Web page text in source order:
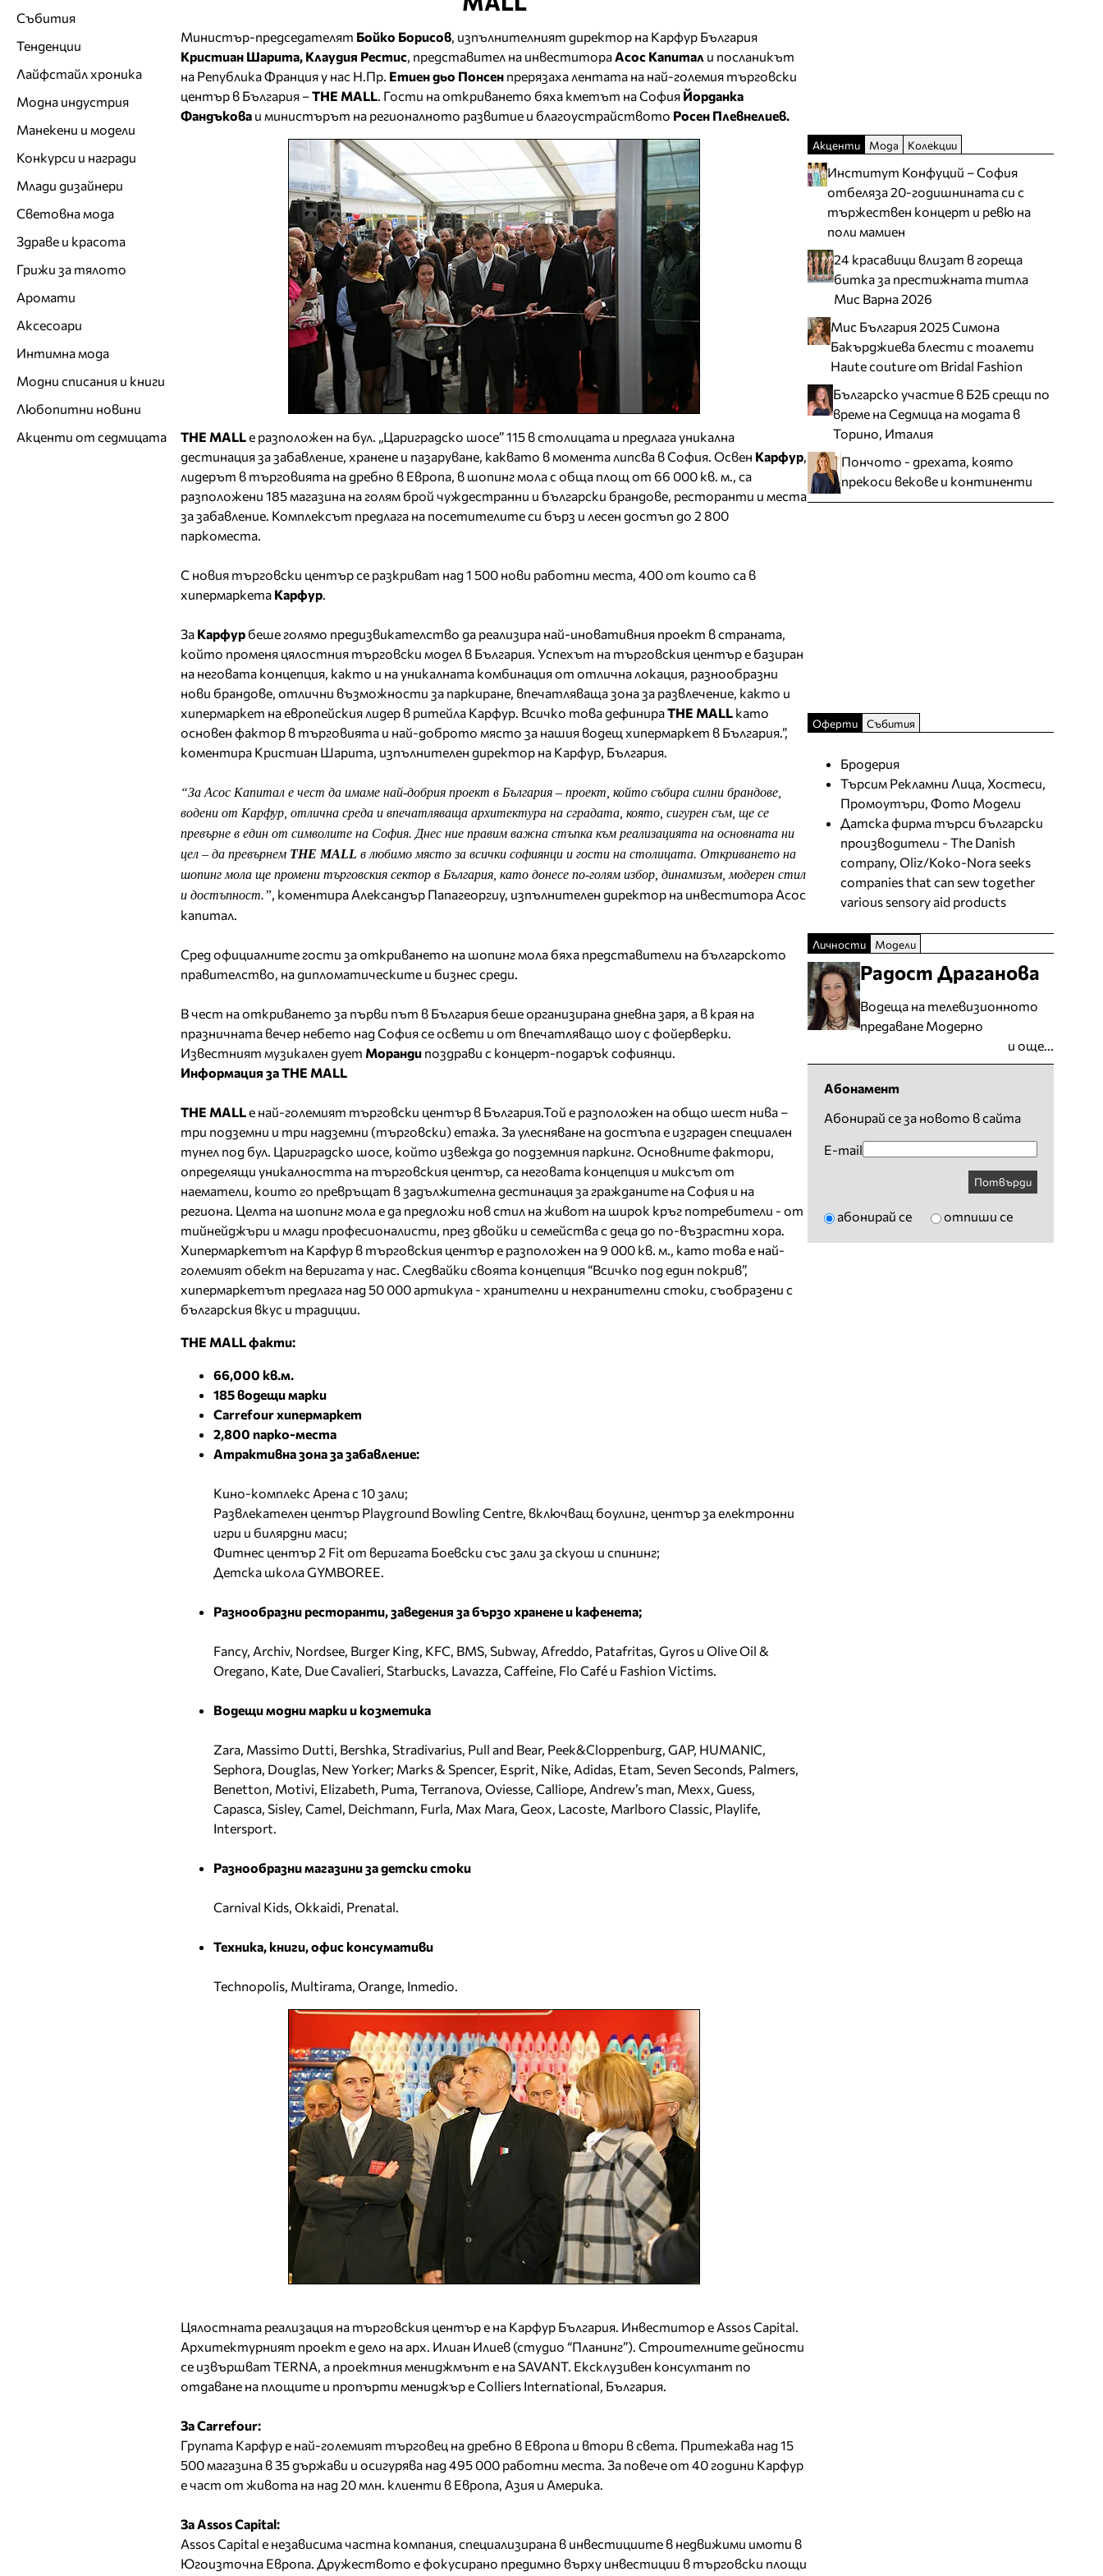
Министър-председателят Бойко Борисов , изпълнителният директор на Карфур България
Кристиан Шарита, Клаудия Рестис , представител на инвеститора Асос Капитал и посланикът
на Република Франция у нас Н.Пр. Етиен дьо Понсен прерязаха лентата на най-големия търговски
център в България –THE MALL . Гости на откриването бяха кметът на София Йорданка
Фандъкова и министърът на регионалното развитие и благоустрайството Росен Плевнелиев.
THE MALLе разположен на бул. „Цариградско шосе” 115 в столицата и предлага уникална
дестинация за забавление, хранене и пазаруване, каквато в момента липсва в София. Освен Карфур
лидерът в търговията на дребно в Европа, в шопинг мола с обща площ от 66 000 кв. м., са
разположени 185 магазина на голям брой чуждестранни и български брандове, ресторанти и места
за забавление. Комплексът предлага на посетителите си бърз и лесен достъп до 2 800
паркоместа.
С новия търговски център се разкриват над 1 500 нови работни места, 400 от които са в
хипермаркета Карфур
За Карфур беше голямо предизвикателство да реализира най-иновативния проект в страната,
който променя цялостния търговски модел в България. Успехът на търговския център е базиран
на неговата концепция, както и на уникалната комбинация от отлична локация, разнообразни
нови брандове, отлични възможности за паркиране, впечатляваща зона за развлечение, както и
хипермаркет на европейския лидер в ритейла Карфур. Всичко това дефинираTHE MALL като
основен фактор в търговията и най-доброто място за нашия водещ хипермаркет в България.”,
коментира Кристиан Шарита, изпълнителен директор на Карфур, България.
“За Асос Капитал е чест да имаме най-добрия проект в България – проект, който събира силни брандове,
водени от Карфур, отлична среда и впечатляваща архитектура на сградата, която, сигурен съм, ще се
превърне в един от символите на София. Днес ние правим важна стъпка към реализацията на основната ни
цел – да превърнем THE MALL в любимо място за всички софиянци и гости на столицата. Откриването на
шопинг мола ще промени търговския сектор в България, като донесе по-голям избор, динамизъм, модерен стил
и достъпност.” , коментира Александър Папагеоргиу, изпълнителен директор на инвеститора Асос
капитал.
Сред официалните гости за откриването на шопинг мола бяха представители на българското
правителство, на дипломатическите и бизнес среди.
В чест на откриването за първи път в България беше организирана дневна заря, а в края на
празничната вечер небето над София се освети и от впечатляващо шоу с фойерверки.
Известният музикален дует Моранди поздрави с концерт-подарък софиянци.
Информация за THE MALL
THE MALLе най-големият търговски център в България.Той е разположен на общо шест нива –
три подземни и три надземни (търговски) етажа. За улесняване на достъпа е изграден специален
тунел под бул. Цариградско шосе, който извежда до подземния паркинг. Основните фактори,
определящи уникалността на търговския център, са неговата концепция и миксът от
наематели, които го превръщат в задължителна дестинация за гражданите на София и на
региона. Целта на шопинг мола е да предложи нов стил на живот на широк кръг потребители - от
тийнейджъри и млади професионалисти, през двойки и семейства с деца до по-възрастни хора.
Хипермаркетът на Карфур в търговския център е разположен на 9 000 кв. м., като това е най-
големият обект на веригата у нас. Следвайки своята концепция “Всичко под един покрив”,
хипермаркетът предлага над 50 000 артикула - хранителни и нехранителни стоки, съобразени с
българския вкус и традиции.
THE MALL факти:
66,000 кв.м.
185 водещи марки
Carrefour хипермаркет
2,800 парко-места
Атрактивна зона за забавление:
Кино-комплекс Арена с 10 зали;
Развлекателен център Playground Bowling Centre, включващ боулинг, център за електронни
игри и билярдни маси;
Фитнес център 2 Fit от веригата Боевски със зали за скуош и спининг;
Детска школа GYMBOREE.
Разнообразни ресторанти, заведения за бързо хранене и кафенета;
Fancy, Archiv, Nordsee, Burger King, KFC, BMS, Subway, Afreddo, Patafritas, Gyros и Olive Oil &
Oregano, Kate, Due Cavalieri, Starbucks, Lavazza, Caffeine, Flo Café и Fashion Victims.
Водещи модни марки и козметика
Zara, Massimo Dutti, Bershka, Stradivarius, Pull and Bear, Peek&Cloppenburg, GAP, HUMANIC,
Sephora, Douglas, New Yorker; Marks & Spencer, Esprit, Nike, Adidas, Etam, Seven Seconds, Palmers,
Benetton, Motivi, Elizabeth, Puma, Terranova, Oviesse, Calliope, Andrew’s man, Mexx, Guess,
Capasca, Sisley, Camel, Deichmann, Furla, Max Mara, Geox, Lacoste, Marlboro Classic, Playlife,
Intersport.
Разнообразни магазини за детски стоки
Carnival Kids, Okkaidi, Prenatal.
Техника, книги, офис консумативи
Technopolis, Multirama, Orange, Inmedio.
Цялостната реализация на търговския център е на Карфур България. Инвеститор е Assos Capital.
Архитектурният проект е дело на арх. Илиан Илиев (студио “Планинг”). Строителните дейности
се извършват TERNA, а проектния мениджмънт е на SAVANT. Ексклузивен консултант по
отдаване на площите и пропърти мениджър е Colliers International, България.
За Carrefour:
Групата Карфур е най-големият търговец на дребно в Европа и втори в света. Притежава над 15
500 магазина в 35 държави и осигурява над 495 000 работни места. За повече от 40 години Карфур
е част от живота на над 20 млн. клиенти в Европа, Азия и Америка.
За Assos Capital:
Assos Capital e независима частна компания, специализирана в инвестициите в недвижими имоти в
Югоизточна Европа. Дружеството е фокусирано предимно върху инвестиции в търговски площи
Събития
Тенденции
Лайфстайл хроника
Модна индустрия
Манекени и модели
Конкурси и награди
Млади дизайнери
Световна мода
Здраве и красота
Грижи за тялото
Аромати
Аксесоари
Интимна мода
Модни списания и книги
Любопитни новини
Акценти от седмицата
Акценти Мода Колекции
Институт Конфуций – София
отбеляза 20-годишнината си с
тържествен концерт и ревю на
поли мамиен
24 красавици влизат в гореща
битка за престижната титла
Мис Варна 2026
Мис България 2025 Симона
Бакърджиева блести с тоалети
Haute couture от Bridal Fashion
Българско участие в Б2Б срещи по
време на Седмица на модата в
Торино, Италия
Пончото - дрехата, която
прекоси векове и континенти
Оферти Събития
Бродерия
Търсим Рекламни Лица, Хостеси,
Промоутъри, Фото Модели
Датска фирма търси български
производители - The Danish
company, Oliz/Koko-Nora seeks
companies that can sew together
various sensory aid products
Личности Модели
Радост Драганова
Водеща на телевизионното
предаване Модерно
и още...
Абонамент
Абонирай се за новото в сайта
E-mail
Потвърди
абонирай се отпиши се